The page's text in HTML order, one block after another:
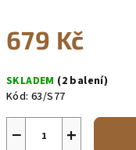
679 Kč
cena:
SKLADEM (2 balení)
Kód: 63/S77
+
−